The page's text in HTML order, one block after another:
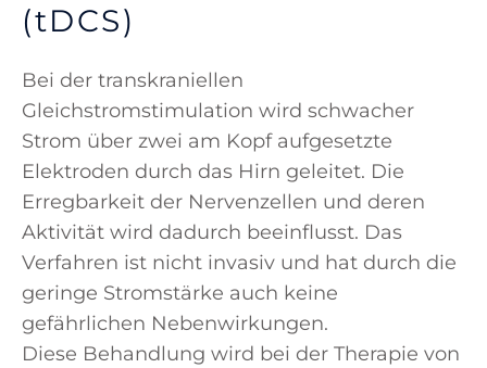
(tDCS)
Bei der transkraniellen
Gleichstromstimulation wird schwacher
Strom über zwei am Kopf aufgesetzte
Elektroden durch das Hirn geleitet. Die
Erregbarkeit der Nervenzellen und deren
Aktivität wird dadurch beeinflusst. Das
Verfahren ist nicht invasiv und hat durch die
geringe Stromstärke auch keine
gefährlichen Nebenwirkungen.
Diese Behandlung wird bei der Therapie von